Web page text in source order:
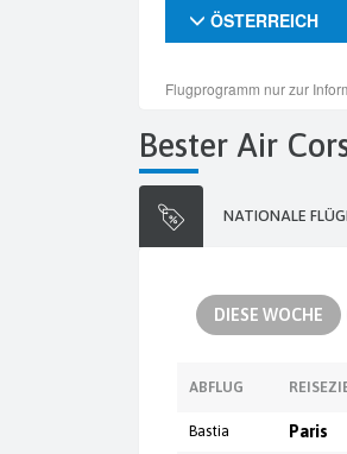
Bester Air
NATIONALE
DIESE WOCHE
ABFLUG
Bastia Paris